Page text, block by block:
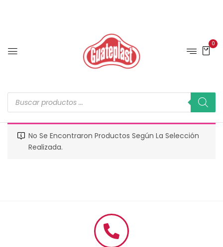
0
No Se Encontraron Productos Según La Selección
Realizada.